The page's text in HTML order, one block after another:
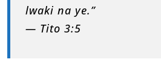
lwaki na ye.”
— Tito 3:5